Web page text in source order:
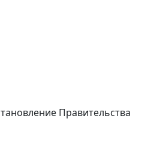
Правительства